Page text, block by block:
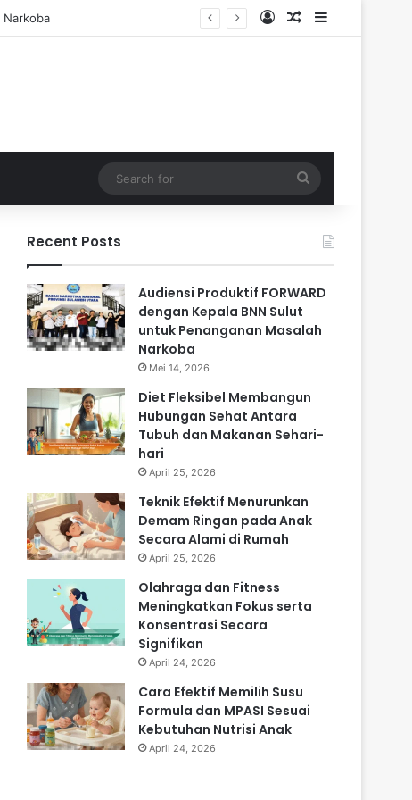
Log InRandom Article
Sidebar
for
Recent Posts
Audiensi Produktif FORWARD
dengan Kepala BNN Sulut
untuk Penanganan Masalah
Narkoba
Mei 14, 2026
Diet Fleksibel Membangun
Hubungan Sehat Antara
Tubuh dan Makanan Sehari-
hari
April 25, 2026
Teknik Efektif Menurunkan
Demam Ringan pada Anak
Secara Alami di Rumah
April 25, 2026
Olahraga dan Fitness
Meningkatkan Fokus serta
Konsentrasi Secara
Signifikan
April 24, 2026
Cara Efektif Memilih Susu
Formula dan MPASI Sesuai
Kebutuhan Nutrisi Anak
April 24, 2026